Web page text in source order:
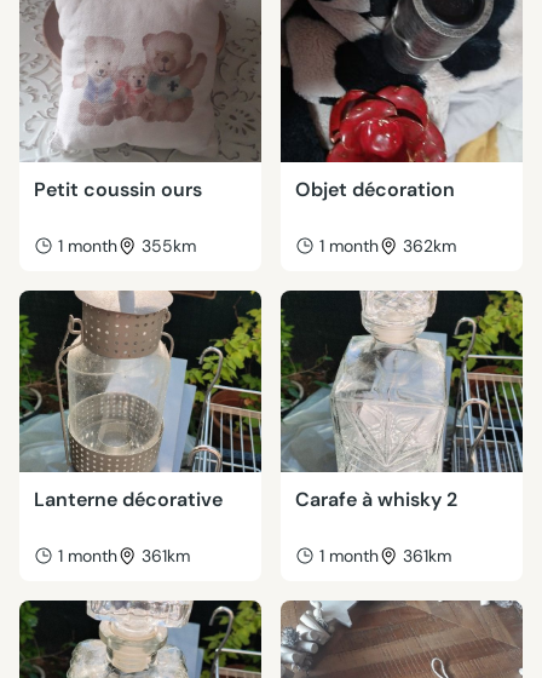
Petit coussin ours
1 month 355km
Objet décoration
1 month 362km
Lanterne décorative
1 month 361km
Carafe à whisky 2
1 month 361km